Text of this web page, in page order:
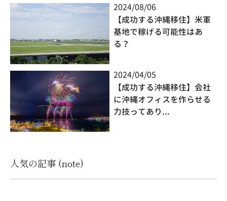
2024/08/06
【成功する沖縄移住】米軍
基地で稼げる可能性はあ
る？
2024/04/05
【成功する沖縄移住】会社
に沖縄オフィスを作らせる
力技ってあり...
人気の記事 (note)